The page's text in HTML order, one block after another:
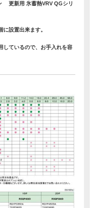
更新用 氷蓄熱VRV QGシリ
設置出来ます。
しているので、お手入れを容